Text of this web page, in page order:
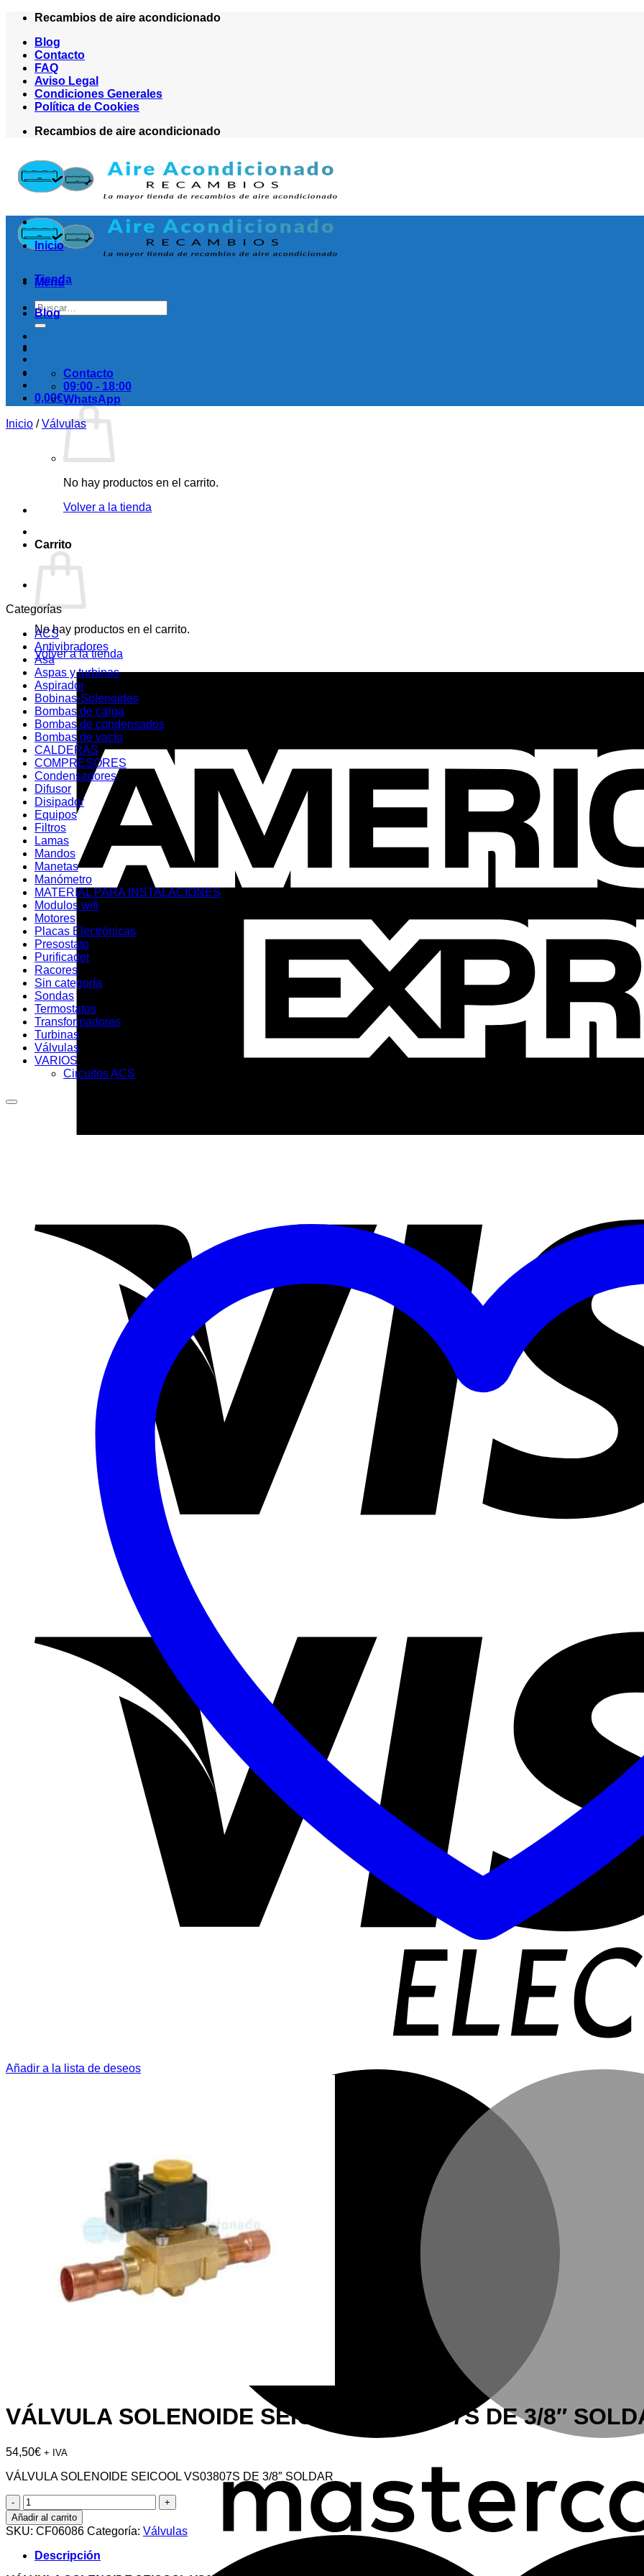
Saltar
contenido
Recambios de aire acondicionado
Blog
Contacto
FAQ
Aviso Legal
Condiciones Generales
Política de Cookies
Recambios de aire acondicionado
Menú
Buscar
por:
0,00€
No hay productos en el carrito.
Volver a la tienda
Carrito
No hay productos en el carrito.
Volver a la tienda
Inicio
Tienda
Blog
Contacto
09:00 - 18:00
WhatsApp
Inicio / Válvulas
Categorías
ACS
Antivibradores
Asa
Aspas y turbinas
Aspirador
Bobinas-Solenoides
Bombas de carga
Bombas de condensados
Bombas de vacío
CALDERAS
COMPRESORES
Condensadores
Difusor
Disipador
Equipos
Filtros
Lamas
Mandos
Manetas
Manómetro
MATERIAL PARA INSTALACIONES
Modulos wifi
Motores
Placas Electrónicas
Presostato
Purificador
Racores
Sin categoría
Sondas
Termostatos
Transformadores
Turbinas
Válvulas
VARIOS
Circuitos ACS
Añadir a la lista de deseos
VÁLVULA SOLENOIDE SEICOOL VS03807S DE 3/8″
54,50€ + IVA
VÁLVULA SOLENOIDE SEICOOL VS03807S DE 3/8″ SOLDAR
VÁLVULA
SOLENOIDE
SEICOOL
VS03807S
DE
3/8"
Añadir al carrito
SKU: CF06086 Categoría: Válvulas
Descripción